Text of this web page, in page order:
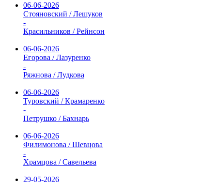
06-06-2026
Стояновский / Лешуков
-
Красильников / Рейнсон
06-06-2026
Егорова / Лазуренко
-
Ряжнова / Лудкова
06-06-2026
Туровский / Крамаренко
-
Петрушко / Бахнарь
06-06-2026
Филимонова / Шевцова
-
Храмцова / Савельева
29-05-2026